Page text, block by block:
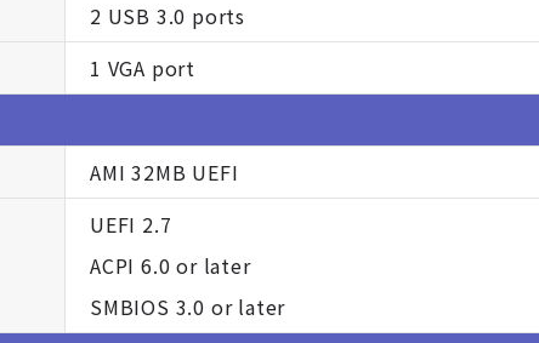
2 USB 3.0 ports
1 VGA port
AMI 32MB UEFI
UEFI 2.7
ACPI 6.0 or later
SMBIOS 3.0 or later